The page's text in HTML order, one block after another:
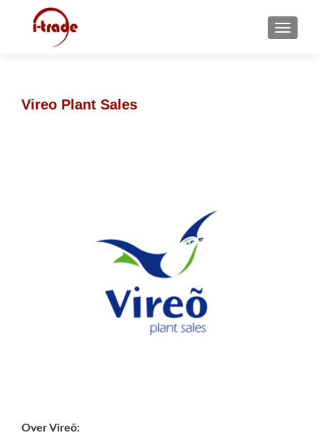
MENU
Vireo Plant Sales
Over Vireõ: